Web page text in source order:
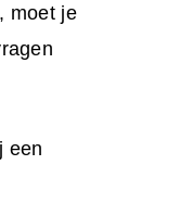
moet je
een